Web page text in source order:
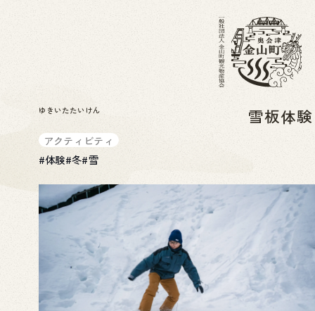
雪板体験
ゆきいたたいけん
アクティビティ
#体験#冬#雪